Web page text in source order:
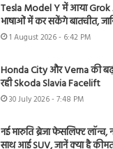
Tesla Model Y में आया Grok
भाषाओं में कर सकेंगे बातचीत,
1 August 2026 - 6:42 PM
Honda City और Verna की
रही Skoda Slavia Facelift
30 July 2026 - 7:48 PM
नई मारुति ब्रेजा फेसलिफ्ट